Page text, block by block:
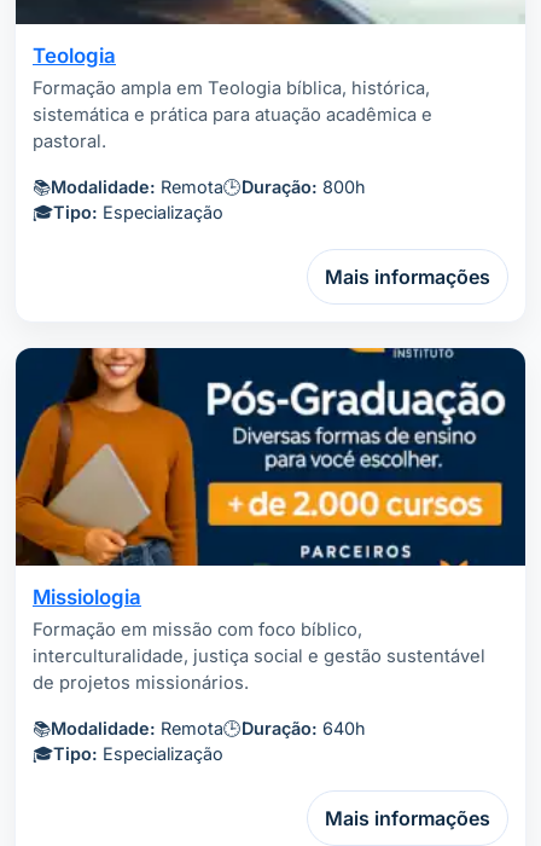
Teologia
Formação ampla em Teologia bíblica, histórica,
sistemática e prática para atuação acadêmica e
pastoral.
📚Modalidade: Remota🕒Duração: 800h
🎓Tipo: Especialização
Mais informações
Missiologia
Formação em missão com foco bíblico,
interculturalidade, justiça social e gestão sustentável
de projetos missionários.
📚Modalidade: Remota🕒Duração: 640h
🎓Tipo: Especialização
Mais informações